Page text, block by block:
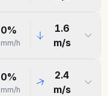
0%
mm/h
1.6
m/s
0%
mm/h
2.4
m/s